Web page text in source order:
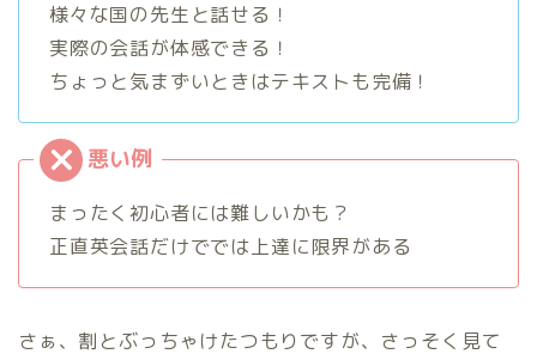
様々な国の先生と話せる！
実際の会話が体感できる！
ちょっと気まずいときはテキストも完備！
まったく初心者には難しいかも？
正直英会話だけででは上達に限界がある
さぁ、割とぶっちゃけたつもりですが、さっそく見て